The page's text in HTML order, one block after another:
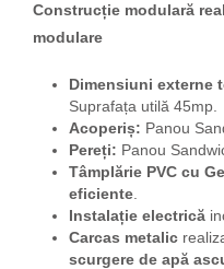
Construcție modulară
modulare
Dimensiuni externe
Suprafața utilă 45mp.
Acoperiș: Panou
Pereți: Panou
Tâmplărie PVC cu
eficiente.
Instalație electrică
Carcas metalic
scurgere de apă